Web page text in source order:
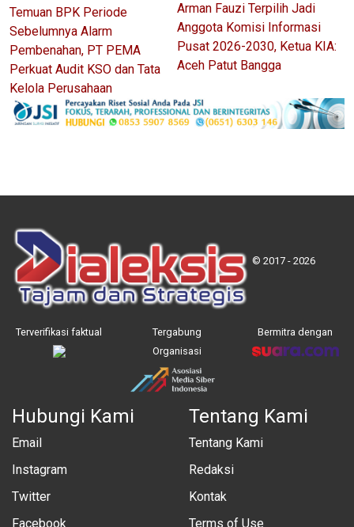
Temuan BPK Periode
Sebelumnya Alarm
Pembenahan, PT PEMA
Perkuat Audit KSO dan Tata
Kelola Perusahaan
Arman Fauzi Terpilih Jadi
Anggota Komisi Informasi
Pusat 2026-2030, Ketua KIA:
Aceh Patut Bangga
© 2017 - 2026
Terverifikasi faktual
Tergabung
Organisasi
Bermitra dengan
Hubungi Kami
Email
Instagram
Twitter
Facebook
Tentang Kami
Tentang Kami
Redaksi
Kontak
Terms of Use